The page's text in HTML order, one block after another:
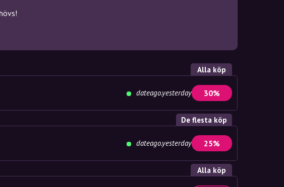
Alla köp
dateago.yesterday 30%
De flesta köp
dateago.yesterday 25%
Alla köp